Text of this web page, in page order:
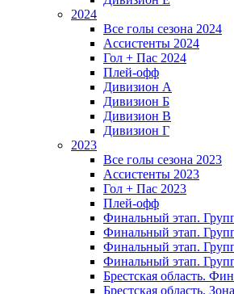
2024
Все голы сезона 2024
Ассистенты 2024
Гол + Пас 2024
Плей-офф
Дивизион A
Дивизион Б
Дивизион В
Дивизион Г
2023
Все голы сезона 2023
Ассистенты 2023
Гол + Пас 2023
Плей-офф
Финальный этап.
Финальный этап.
Финальный этап.
Финальный этап.
Брестская область.
Брестская область.